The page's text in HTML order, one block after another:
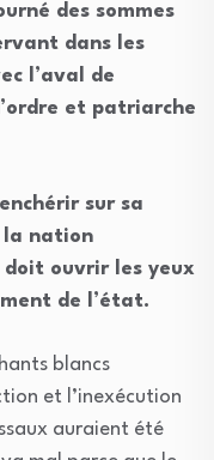
des sommes
dans les
l’aval de
et patriarche
sur sa
la nation
doit ouvrir les yeux
de l’état.
blancs
et l’inexécution
auraient été